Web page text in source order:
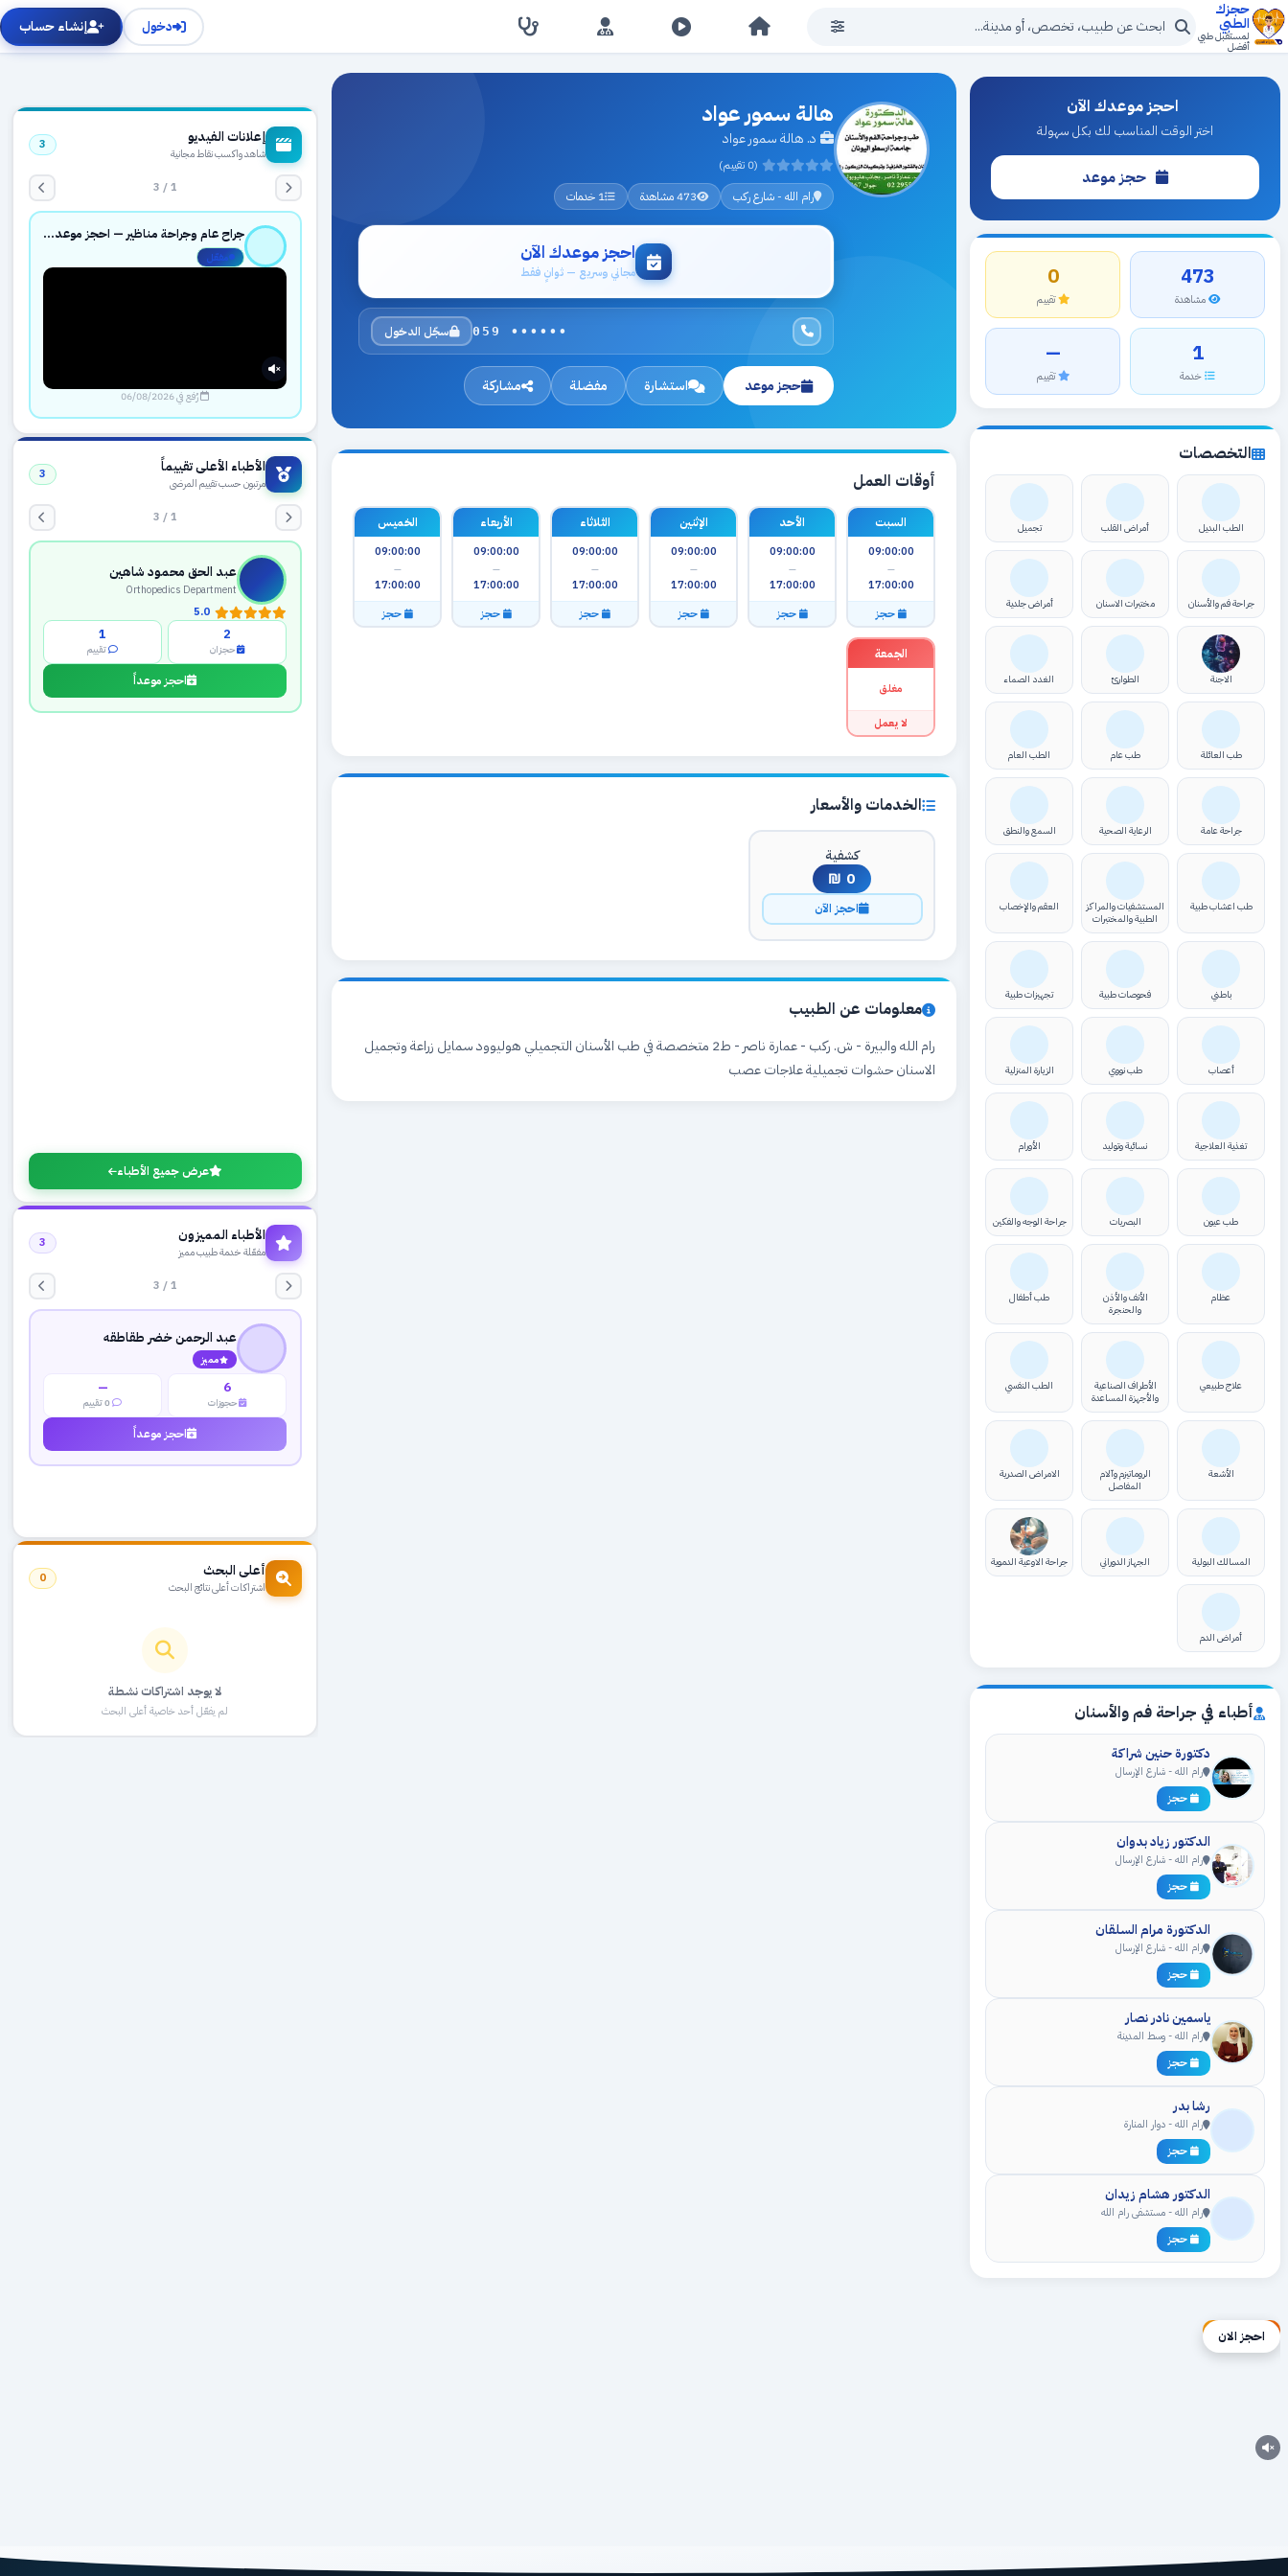
حجزك
الطبي
لمستقبل طبي
أفضل
دخول إنشاء حساب
احجز موعدك الآن
اختر الوقت المناسب لك بكل سهولة
حجز موعد
473
مشاهدة
0
تقييم
1
خدمة
—
تقييم
التخصصات
الطب البديل أمراض القلب تجميل
جراحة فم والأسنان مختبرات الاسنان أمراض جلدية
الاجنة الطوارئ الغدد الصماء
طب العائلة طب عام الطب العام
جراحة عامة الرعاية الصحية السمع والنطق
طب اعشاب طبية
المستشفيات والمراكز
الطبية والمختبرات
العقم والإخصاب
باطني فحوصات طبية تجهيزات طبية
أعصاب طب نووي الزيارة المنزلية
تغذية العلاجية نسائية وتوليد الأورام
طب عيون البصريات جراحة الوجه والفكين
عظام
الأنف والأذن
والحنجرة
طب أطفال
علاج طبيعي
الأطراف الصناعية
والأجهزة المساعدة
الطب النفسي
الأشعة
الروماتيزم وآلام
المفاصل
الامراض الصدرية
المسالك البولية الجهاز الدوراني جراحة الاوعية الدموية
أمراض الدم
أطباء في جراحة فم والأسنان
دكتورة حنين شراكة
رام الله - شارع الإرسال
حجز
الدكتور زياد بدوان
رام الله - شارع الإرسال
حجز
الدكتورة مرام السلقان
رام الله - شارع الإرسال
حجز
ياسمين نادر نصار
رام الله - وسط المدينة
حجز
رشا بدر
رام الله - دوار المنارة
حجز
الدكتور هشام زيدان
رام الله - مستشفى رام الله
حجز
إعلان ممول
احجز الان
هالة سمور عواد
د. هالة سمور عواد
(0 تقييم)
رام الله - شارع ركب
473 مشاهدة 1 خدمات
احجز موعدك الآن
مجاني وسريع — ثوانٍ فقط
059 •••••• سجّل الدخول
حجز موعد استشارة مفضلة مشاركة
أوقات العمل
السبت
09:00:00
—
17:00:00
حجز
الأحد
09:00:00
—
17:00:00
حجز
الإثنين
09:00:00
—
17:00:00
حجز
الثلاثاء
09:00:00
—
17:00:00
حجز
الأربعاء
09:00:00
—
17:00:00
حجز
الخميس
09:00:00
—
17:00:00
حجز
الجمعة
مغلق
لا يعمل
الخدمات والأسعار
كشفية
0 ₪
احجز الآن
معلومات عن الطبيب
رام الله والبيرة - ش. ركب - عمارة ناصر - ط2 متخصصة في طب الأسنان التجميلي هوليوود سمايل زراعة وتجميل
الاسنان حشوات تجميلية علاجات عصب
إعلانات الفيديو
شاهد واكسب نقاط مجانية
3
1 / 3
جراح عام وجراحة مناظير — احجز موعدك بثقة عبر حجزك الطبي
مفعّل
رُفع في 06/08/2026
الأطباء الأعلى تقييماً
مرتبون حسب تقييم المرضى
3
1 / 3
عبد الحق محمود شاهين
Orthopedics Department
5.0
2
حجزان
1
تقييم
احجز موعداً
عرض جميع الأطباء
الأطباء المميزون
مفعّلة خدمة طبيب مميز
3
1 / 3
عبد الرحمن خضر طقاطقه
مميز
6
حجوزات
—
احجز موعداً
أعلى البحث
اشتراكات أعلى نتائج البحث
0
لا يوجد اشتراكات نشطة
لم يفعّل أحد خاصية أعلى البحث